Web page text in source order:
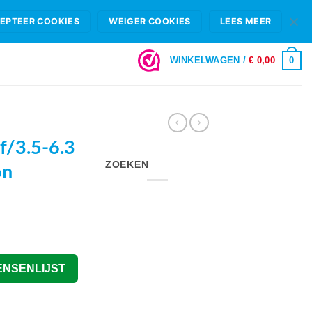
LOGIN
WINKELWAGEN /€ 0,00 0
3.5-6.3
ZOEKEN
COOKIES WEIGER COOKIES LEES MEER